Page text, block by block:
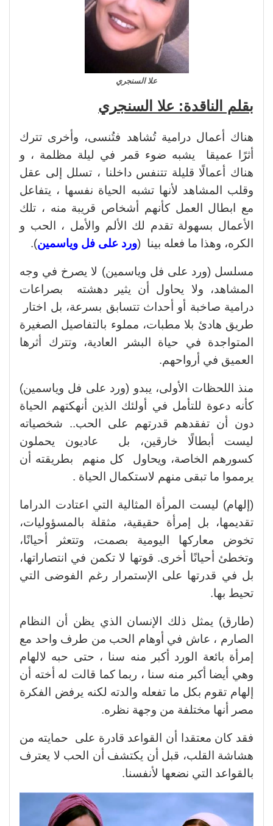
علا السنجري
بقلم الناقدة: علا السنجري
هناك أعمال درامية تُشاهد فتُنسى، وأخرى تترك
أثرًا عميقا يشبه ضوء قمر في ليلة مظلمة ، و
هناك أعمالًا قليلة تتنفس داخلنا ، تسلل إلى عقل
وقلب المشاهد لأنها تشبه الحياة نفسها ، يتفاعل
مع ابطال العمل كأنهم أشخاص قريبة منه ، تلك
الأعمال بسهولة تقدم لك الألم والأمل ، الحب و
الكره، وهذا ما فعله بينا (ورد على فل وياسمين).
مسلسل (ورد على فل وياسمين) لا يصرخ في وجه
المشاهد، ولا يحاول أن يثير دهشته بصراعات
درامية صاخبة أو أحداث تتسابق بسرعة، بل اختار
طريق هادئ بلا مطبات، مملوء بالتفاصيل الصغيرة
المتواجدة في حياة البشر العادية، وتترك أثرها
العميق في أرواحهم.
منذ اللحظات الأولى، يبدو (ورد على فل وياسمين)
كأنه دعوة للتأمل في أولئك الذين أنهكتهم الحياة
دون أن تفقدهم قدرتهم على الحب.. شخصياته
ليست أبطالًا خارقين، بل عاديون يحملون
كسورهم الخاصة، ويحاول كل منهم بطريقته أن
يرمموا ما تبقى منهم لاستكمال الحياة .
(إلهام) ليست المرأة المثالية التي اعتادت الدراما
تقديمها، بل إمرأة حقيقية، مثقلة بالمسؤوليات،
تخوض معاركها اليومية بصمت، وتتعثر أحيانًا،
وتخطئ أحيانًا أخرى. قوتها لا تكمن في انتصاراتها،
بل في قدرتها على الإستمرار رغم الفوضى التي
تحيط بها.
(طارق) يمثل ذلك الإنسان الذي يظن أن النظام
الصارم ، عاش في أوهام الحب من طرف واحد مع
إمرأة بائعة الورد أكبر منه سنا ، حتى حبه لالهام
وهي أيضا أكبر منه سنا ، ربما كما قالت له أخته أن
إلهام تقوم بكل ما تفعله والدته لكنه يرفض الفكرة
مصر أنها مختلفة من وجهة نظره.
فقد كان معتقدا أن القواعد قادرة على حمايته من
هشاشة القلب، قبل أن يكتشف أن الحب لا يعترف
بالقواعد التي نضعها لأنفسنا.